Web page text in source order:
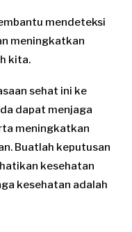
mendeteksi
meningkatkan
kita.
sehat ini ke
dapat menjaga
meningkatkan
Buatlah keputusan
kesehatan
kesehatan adalah